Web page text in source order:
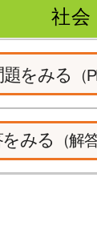
社会
題をみる （
みる （解